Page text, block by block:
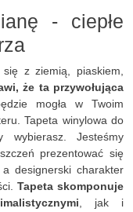
- ciepłe
z ziemią, piaskiem,
że ta przywołująca
mogła w Twoim
Tapeta winylowa do
Jesteśmy
prezentować się
designerski charakter
Tapeta skomponuje
, jak i